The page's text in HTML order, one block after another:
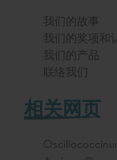
我们的故事
我们的奖项和
我们的产品
联络我们
相关网页